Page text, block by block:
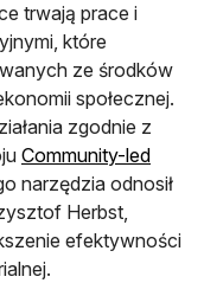
trwają prace i
które
ze środków
społecznej.
zgodnie z
Community-led
narzędzia odnosił
Herbst,
efektywności